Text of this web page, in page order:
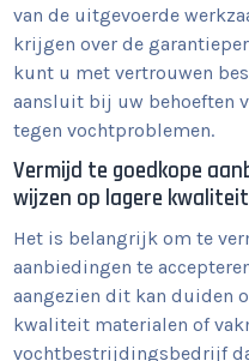
van de uitgevoerde
krijgen over de
kunt u met vertrouwen
aansluit bij uw behoeften
tegen vochtproblemen.
Vermijd te goedkope
wijzen op lagere
Het is belangrijk om te
aanbiedingen te
aangezien dit kan duiden
kwaliteit materialen of
vochtbestrijdingsbedrijf